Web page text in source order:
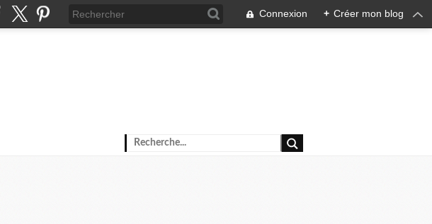
Connexion + Créer mon blog